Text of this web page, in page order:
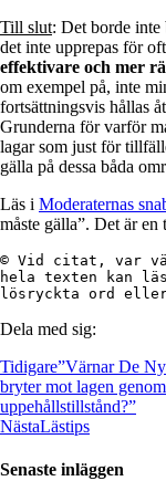
Till slut: Det borde inte
det inte upprepas för
effektivare och mer
om exempel på, inte
fortsättningsvis hållas
Grunderna för varför
lagar som just för
gälla på dessa båda
Läs i Moderaternas
måste gälla”. Det är
© Vid citat, var
hela texten kan
lösryckta ord eller
Dela med sig:
Tidigare”Värnar De
bryter mot lagen
uppehållstillstånd?”
NästaLästips
Senaste inläggen